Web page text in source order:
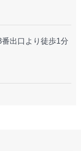
出口より徒歩1分